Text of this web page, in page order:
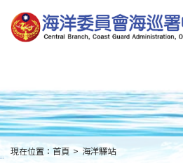
到
主
要
to
main
content
:::
現在位置： 首頁 > 海洋驛站